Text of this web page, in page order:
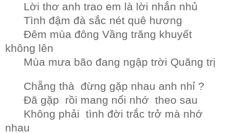
Lời thơ anh trao em là lời nhắn nhủ
Tình đậm đà sắc nét quê hương
Đêm mùa đông Vầng trăng khuyết
không lên
Mùa mưa bão đang ngập trời Quãng trị
Chẵng thà đừng gặp nhau anh nhỉ ?
Đã gặp rồi mang nổi nhớ theo sau
Không phải tình đời trắc trở mà nhớ
nhau